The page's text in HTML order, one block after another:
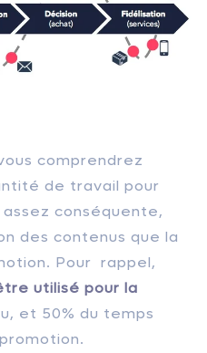
comprendrez
de travail pour
conséquente,
des contenus que la
Pour rappel,
utilisé pour la
et 50% du temps